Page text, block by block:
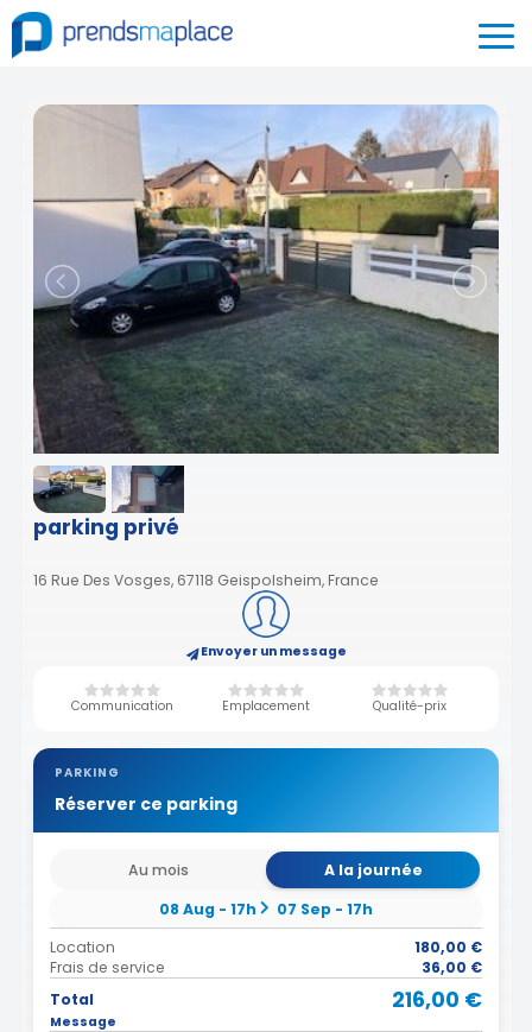
parking privé
16 Rue Des Vosges, 67118 Geispolsheim, France
Envoyer un message
Communication Emplacement Qualité-prix
PARKING
Réserver ce parking
Au mois
A la journée
08 Aug - 17h
07 Sep - 17h
Location
180,00 €
Frais de service
36,00 €
Total
216,00 €
Message